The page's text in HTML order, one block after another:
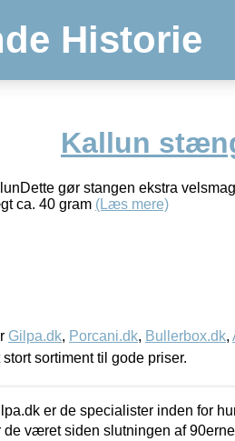
Historie
Kallun
gør stangen ekstra
ca. 40 gram (Læs mere)
Gilpa.dk, Porcani.dk, Bullerbox.dk,
sortiment til gode priser.
er de specialister inden for
de været siden slutningen af